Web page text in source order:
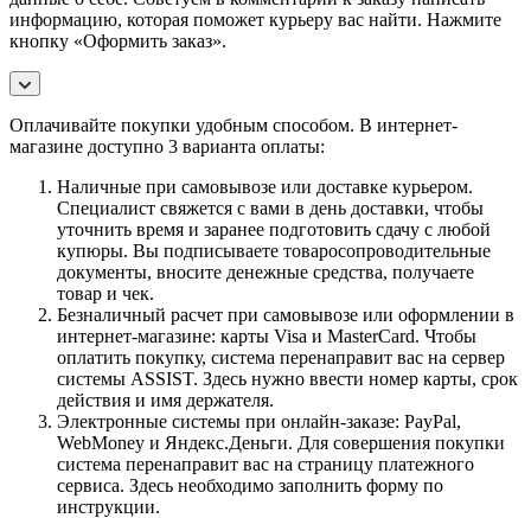
информацию, которая поможет курьеру вас найти. Нажмите
кнопку «Оформить заказ».
Оплачивайте покупки удобным способом. В интернет-
магазине доступно 3 варианта оплаты:
Наличные при самовывозе или доставке курьером.
Специалист свяжется с вами в день доставки, чтобы
уточнить время и заранее подготовить сдачу с любой
купюры. Вы подписываете товаросопроводительные
документы, вносите денежные средства, получаете
товар и чек.
Безналичный расчет при самовывозе или оформлении в
интернет-магазине: карты Visa и MasterCard. Чтобы
оплатить покупку, система перенаправит вас на сервер
системы ASSIST. Здесь нужно ввести номер карты, срок
действия и имя держателя.
Электронные системы при онлайн-заказе: PayPal,
WebMoney и Яндекс.Деньги. Для совершения покупки
система перенаправит вас на страницу платежного
сервиса. Здесь необходимо заполнить форму по
инструкции.